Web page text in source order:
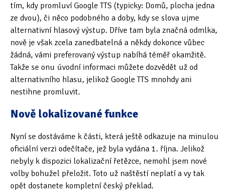
tím, kdy promluví Google TTS (typicky: Domů, plocha jedna
ze dvou), či něco podobného a doby, kdy se slova ujme
alternativní hlasový výstup. Dříve tam byla značná odmlka,
nově je však zcela zanedbatelná a někdy dokonce vůbec
žádná, vámi preferovaný výstup nabíhá téměř okamžitě.
Takže se onu úvodní informaci můžete dozvědět už od
alternativního hlasu, jelikož Google TTS mnohdy ani
nestihne promluvit.
Nově lokalizované funkce
Nyní se dostáváme k části, která ještě odkazuje na minulou
oficiální verzi odečítače, jež byla vydána 1. října. Jelikož
nebyly k dispozici lokalizační řetězce, nemohl jsem nové
volby bohužel přeložit. Toto už naštěstí neplatí a vy tak
opět dostanete kompletní český překlad.